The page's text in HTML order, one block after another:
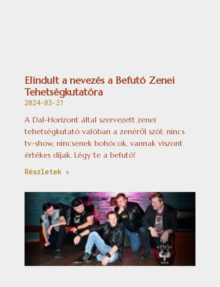
Elindult a nevezés a Befutó Zenei
Tehetségkutatóra
2024-03-21
A Dal-Horizont által szervezett zenei
tehetségkutató valóban a zenéről szól; nincs
tv-show, nincsenek bohócok, vannak viszont
értékes díjak. Légy te a befutó!
Részletek »